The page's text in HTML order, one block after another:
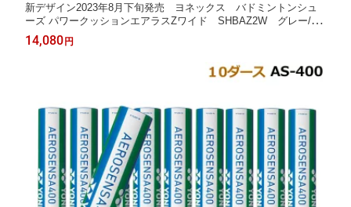
新デザイン2023年8月下旬発売 ヨネックス バドミントンシュ
ーズ パワークッションエアラスZワイド SHBAZ2W グレー/イ
エロー
14,080円